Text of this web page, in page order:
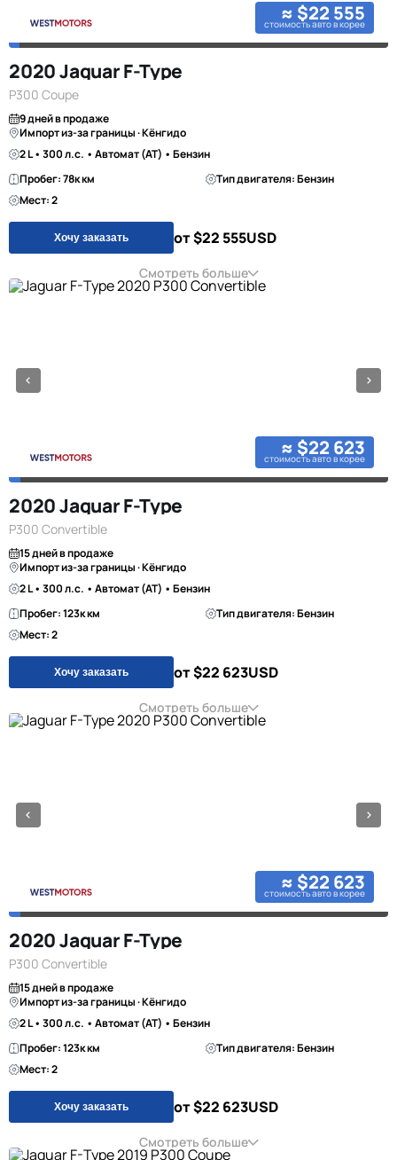
≈ $22 555
стоимость авто в корее
2020 Jaguar F-Type
P300 Coupe
9 дней в продаже
Импорт из-за границы · Кёнгидо
2 L • 300 л.с. • Автомат (AT) • Бензин
Пробег: 78к км
Тип двигателя: Бензин
Мест: 2
Хочу заказать от $22 555USD
Смотреть больше
≈ $22 623
стоимость авто в корее
2020 Jaguar F-Type
P300 Convertible
15 дней в продаже
Импорт из-за границы · Кёнгидо
2 L • 300 л.с. • Автомат (AT) • Бензин
Пробег: 123к км
Тип двигателя: Бензин
Мест: 2
Хочу заказать от $22 623USD
Смотреть больше
≈ $22 623
стоимость авто в корее
2020 Jaguar F-Type
P300 Convertible
15 дней в продаже
Импорт из-за границы · Кёнгидо
2 L • 300 л.с. • Автомат (AT) • Бензин
Пробег: 123к км
Тип двигателя: Бензин
Мест: 2
Хочу заказать от $22 623USD
Смотреть больше